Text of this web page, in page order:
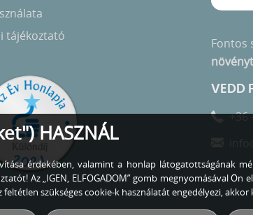
tájékoztató
Fontos
VEDD
+36
HASZNÁL
érdekében, valamint a honlap látogatottságának
Az „IGEN, ELFOGADOM” gomb megnyomásával Ön
szükséges cookie-k használatát engedélyezi, akkor